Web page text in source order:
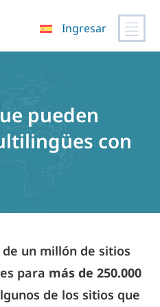
Ingresar
pueden
con
un millón de sitios
para más de 250.000
de los sitios que